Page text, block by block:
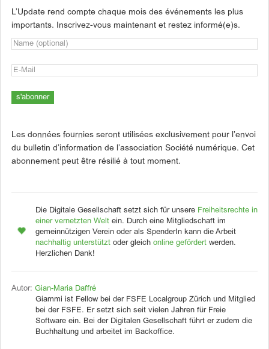
L’Update rend compte chaque mois des événements les plus
importants. Inscrivez-vous maintenant et restez informé(e)s.
Les données fournies seront utilisées exclusivement pour l’envoi
du bulletin d’information de l’association Société numérique. Cet
abonnement peut être résilié à tout moment.
Die Digitale Gesellschaft setzt sich für unsere Freiheitsrechte in
einer vernetzten Welt ein. Durch eine Mitgliedschaft im
gemeinnützigen Verein oder als SpenderIn kann die Arbeit
nachhaltig unterstützt oder gleich online gefördert werden.
Herzlichen Dank!
Autor: Gian-Maria Daffré
Giammi ist Fellow bei der FSFE Localgroup Zürich und Mitglied
bei der FSFE. Er setzt sich seit vielen Jahren für Freie
Software ein. Bei der Digitalen Gesellschaft führt er zudem die
Buchhaltung und arbeitet im Backoffice.